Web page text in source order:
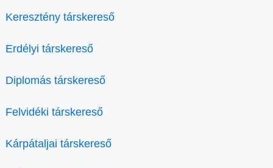
Keresztény társkereső
Erdélyi társkereső
Diplomás társkereső
Felvidéki társkereső
Kárpátaljai társkereső